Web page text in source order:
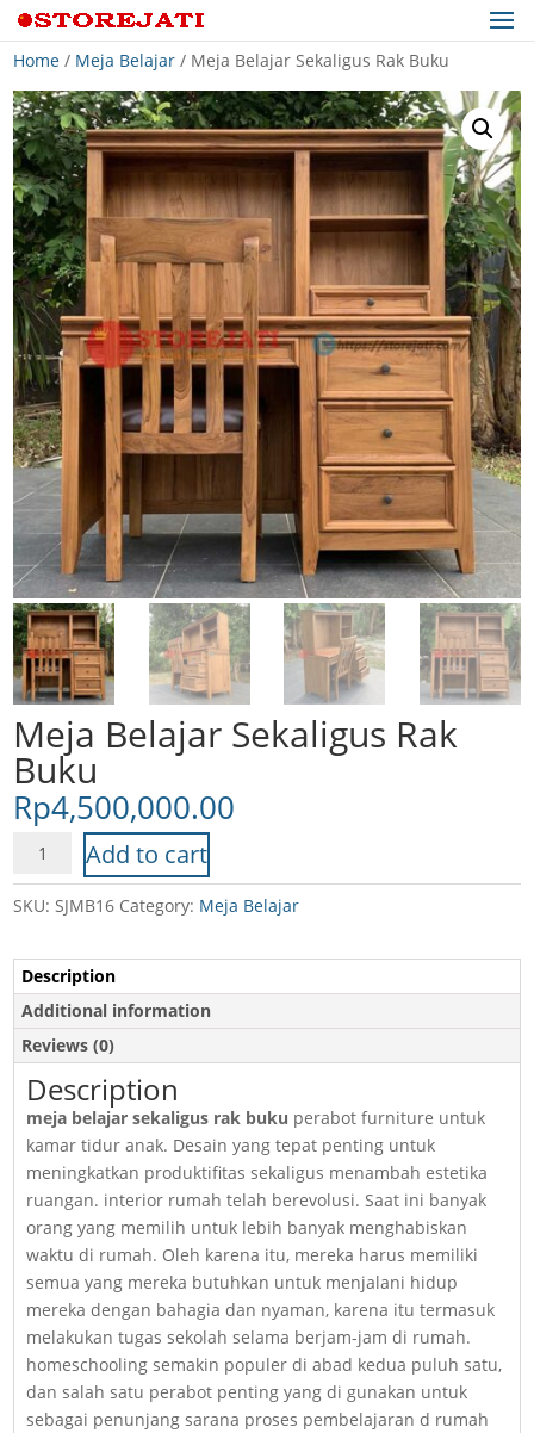
Home / Meja Belajar / Meja Belajar Sekaligus Rak Buku
Meja Belajar Sekaligus Rak
Buku
Rp4,500,000.00
Meja
Sekaligus
Buku
quantity
Add to cart
SKU:SJMB16 Category: Meja Belajar
Description
Additional information
Reviews (0)
Description
meja belajar sekaligus rak buku perabot furniture untuk
kamar tidur anak. Desain yang tepat penting untuk
meningkatkan produktifitas sekaligus menambah estetika
ruangan. interior rumah telah berevolusi. Saat ini banyak
orang yang memilih untuk lebih banyak menghabiskan
waktu di rumah. Oleh karena itu, mereka harus memiliki
semua yang mereka butuhkan untuk menjalani hidup
mereka dengan bahagia dan nyaman, karena itu termasuk
melakukan tugas sekolah selama berjam-jam di rumah.
homeschooling semakin populer di abad kedua puluh satu,
dan salah satu perabot penting yang di gunakan untuk
sebagai penunjang sarana proses pembelajaran d rumah